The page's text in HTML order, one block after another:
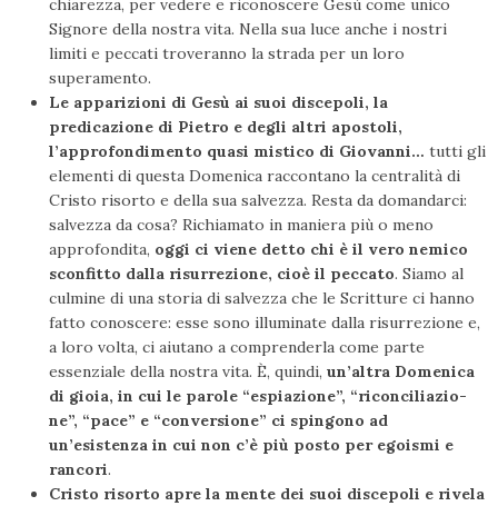
chiarezza, per vedere e rico­noscere Gesù come unico
Signore della nostra vita. Nella sua luce anche i nostri
limiti e peccati troveranno la strada per un loro
superamento.
Le apparizioni di Gesù ai suoi discepoli, la
predicazione di Pietro e degli altri apostoli,
l’approfondimento quasi mistico di Giovanni… tutti gli
elementi di questa Domenica raccontano la centralità di
Cristo risorto e della sua salvezza. Resta da domandarci:
salvezza da cosa? Richiamato in maniera più o meno
appro­fondita, oggi ci viene detto chi è il vero nemico
sconfitto dalla risurrezione, cioè il peccato. Siamo al
culmine di una storia di salvezza che le Scritture ci hanno
fatto conoscere: esse sono il­luminate dalla risurrezione e,
a loro volta, ci aiutano a compren­derla come parte
essenziale della nostra vita. È, quindi, un’altra Domenica
di gioia, in cui le parole “espiazione”, “riconciliazio­
ne”, “pace” e “conversione” ci spingono ad
un’esistenza in cui non c’è più posto per egoismi e
rancori.
Cristo risorto apre la mente dei suoi discepoli e rivela